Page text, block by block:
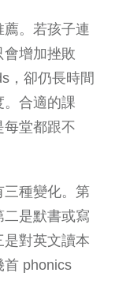
。若孩子連
增加挫敗
，卻仍長時間
合適的課
堂都跟不
三種變化。第
是默書或寫
對英文讀本
首 phonics